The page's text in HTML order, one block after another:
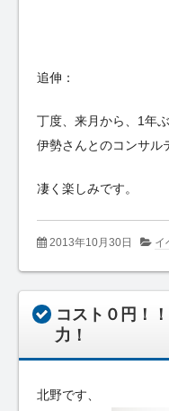
追伸：
丁度、来月から、1年ぶ
伊勢さんとのコンサル
凄く楽しみです。
2013年10月30日 イ
コスト０円！
力！
北野です、